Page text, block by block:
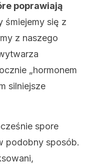
poprawiają
śmiejemy się z
z naszego
„hormonem
silniejsze
spore
podobny sposób.